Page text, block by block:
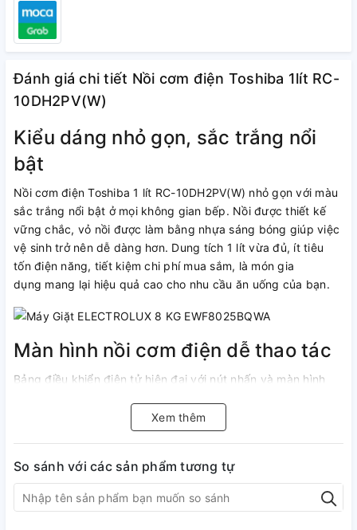
Đánh giá chi tiết Nồi cơm điện Toshiba 1lít RC-
10DH2PV(W)
Kiểu dáng nhỏ gọn, sắc trắng nổi
bật
Nồi cơm điện Toshiba 1 lít RC-10DH2PV(W) nhỏ gọn với màu
sắc trắng nổi bật ở mọi không gian bếp. Nồi được thiết kế
vững chắc, vỏ nồi được làm bằng nhựa sáng bóng giúp việc
vệ sinh trở nên dễ dàng hơn. Dung tích 1 lít vừa đủ, ít tiêu
tốn điện năng, tiết kiệm chi phí mua sắm, là món gia
dụng mang lại hiệu quả cao cho nhu cầu ăn uống của bạn.
Màn hình nồi cơm điện dễ thao tác
Bảng điều khiển điện tử hiện đại với nút nhấn và màn hình
dễ dàng tháo lắp và vệ sinh.
Lòng nồi chống dính Bichotan bền
Xem thêm
So sánh với các sản phẩm tương tự